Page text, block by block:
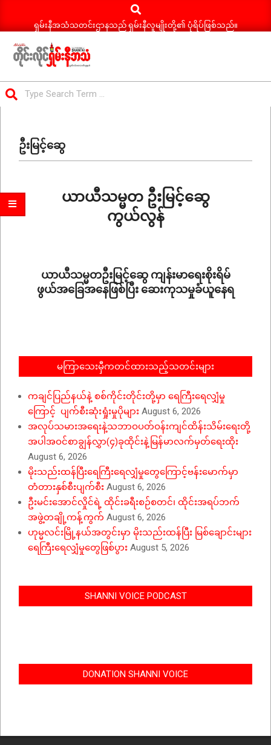
Search
ရှမ်းနီအသံသတင်းဌာနသည် ရှမ်းနီလူမျိုးတို့၏ ပုံရိပ်ဖြစ်သည်။
ရှမ်း
နီ
သတင်း
Menuဦးမြင့်ဆွေ
ယာယီသမ္မတ ဦးမြင့်ဆွေ
ကွယ်လွန်
ယာယီသမ္မတဦးမြင့်ဆွေ ကျန်းမာရေးစိုးရိမ်
ဖွယ်အခြေအနေဖြစ်ပြီး ဆေးကုသမှုခံယူနေရ
2025-
မကြာသေးမှီကတင်ထားသည့်သတင်းများ
ကချင်ပြည်နယ်နဲ့ စစ်ကိုင်းတိုင်းတို့မှာ ရေကြီးရေလျှံမှု
ကြောင့် ပျက်စီးဆုံးရှုံးမှုပိုများ August 6, 2026
အလုပ်သမားအရေးနဲ့သဘာဝပတ်ဝန်းကျင်ထိန်းသိမ်းရေးတို့
အပါအဝင်စာချွန်လွှာ(၄)ခုထိုင်းနဲ့မြန်မာလက်မှတ်ရေးထိုး
August 6, 2026
မိုးသည်းထန်ပြီးရေကြီးရေလျှံမှုတွေကြောင့်ဗန်းမောက်မှာ
တံတားနှစ်စီးပျက်စီး August 6, 2026
ဦးမင်းအောင်လှိုင်ရဲ့ ထိုင်းခရီးစဉ်စတင်၊ ထိုင်းအရပ်ဘက်
အဖွဲ့တချို့ကန့်ကွက် August 6, 2026
ဟုမ္မလင်းမြို့နယ်အတွင်းမှာ မိုးသည်းထန်ပြီး မြစ်ချောင်းများ
ရေကြီးရေလျှံမှုတွေဖြစ်ပွား August 5, 2026
SHANNI VOICE PODCAST
DONATION SHANNI VOICE